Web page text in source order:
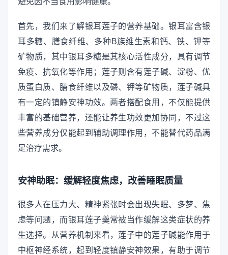
首先，我们来了解银耳莲子的营养基础。银耳富含银
耳多糖、膳食纤维、多种B族维生素和钙、铁、钾等
矿物质，其中银耳多糖是其核心活性成分，具有调节
免疫、抗氧化等作用；莲子则含有莲子碱、淀粉、优
质蛋白质、膳食纤维以及磷、钾等矿物质，莲子碱具
有一定的镇静安神功效。两者搭配食用，不仅能提供
丰富的基础营养，还能让养生功效更加协同，不过这
些营养成分仅能起到辅助调理作用，不能替代药品满
足治疗需求。
安神助眠：缓解轻度焦虑，改善睡眠质量
很多人在压力大、精神紧张时会出现失眠、多梦、焦
虑等问题，而银耳莲子羹常被当作缓解这类症状的养
生选择。从营养机制来看，莲子中的莲子碱能作用于
中枢神经系统，起到轻度镇静安神效果，有助于调节